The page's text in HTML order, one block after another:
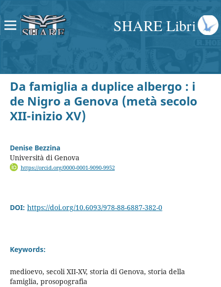
SHARE Libri
Da famiglia a duplice albergo : i
de Nigro a Genova (metà secolo
XII-inizio XV)
Denise Bezzina
Università di Genova
https://orcid.org/0000-0001-9090-9952
DOI: https://doi.org/10.6093/978-88-6887-382-0
Keywords:
medioevo, secoli XII-XV, storia di Genova, storia della
famiglia, prosopografia